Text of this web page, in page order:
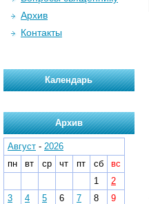
Архив
Контакты
Календарь
Архив
Август - 2026
пн
вт ср чт пт сб
вс
1
2
3
4 5 6 7 8
9